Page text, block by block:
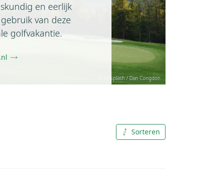
© Unsplash / Dan Congdon
en eerlijk
van deze
golfvakantie.
Sorteren